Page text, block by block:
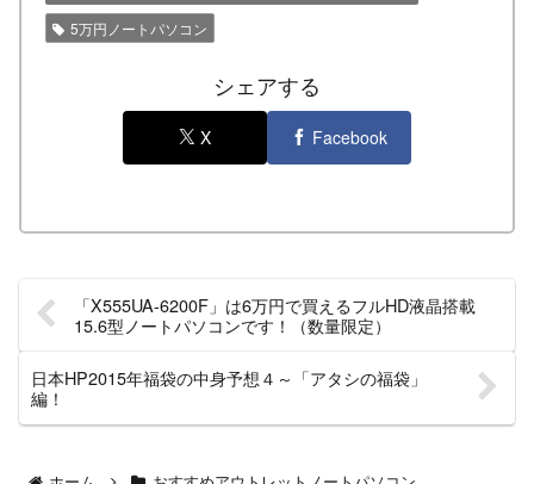
5万円ノートパソコン
シェアする
X Facebook
「X555UA-6200F」は6万円で買えるフルHD液晶搭載
15.6型ノートパソコンです！（数量限定）
日本HP2015年福袋の中身予想４～「アタシの福袋」
編！